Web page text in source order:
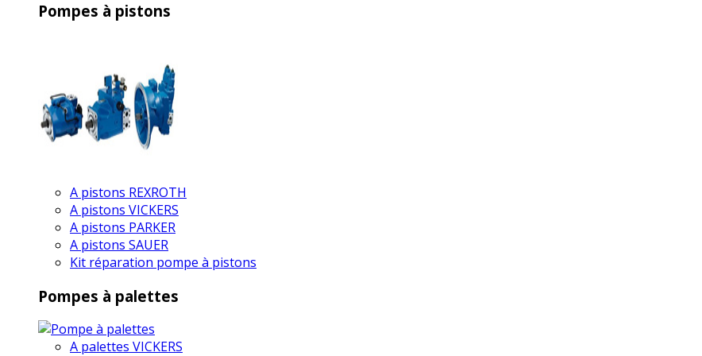
Pompes à pistons
A pistons REXROTH
A pistons VICKERS
A pistons PARKER
A pistons SAUER
Kit réparation pompe à pistons
Pompes à palettes
A palettes VICKERS